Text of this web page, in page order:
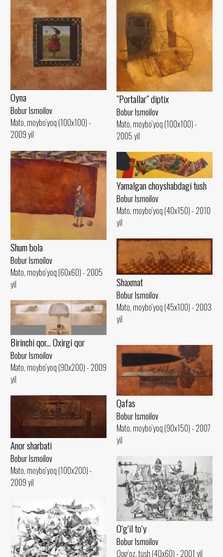
"Portallar" diptix
Bobur Ismoilov
Mato, moybo‘yoq (100x100) -
2005 yil
Oyna
Bobur Ismoilov
Mato, moybo‘yoq (100x100) -
2009 yil
Shum bola
Bobur Ismoilov
Mato, moybo‘yoq (60x60) - 2005
yil
Yamalgan choyshabdagi tush
Bobur Ismoilov
Mato, moybo‘yoq (40x150) - 2010
yil
Shaxmat
Bobur Ismoilov
Mato, moybo‘yoq (45x100) - 2003
yil
Birinchi qor... Oxirgi qor
Bobur Ismoilov
Mato, moybo‘yoq (90x200) - 2009
yil
Qafas
Bobur Ismoilov
Mato, moybo‘yoq (90x150) - 2007
yil
Anor sharbati
Bobur Ismoilov
Mato, moybo‘yoq (100x200) -
2009 yil
O‘g‘il to‘y
Bobur Ismoilov
Qog‘oz, tush (40x60) - 2001 yil